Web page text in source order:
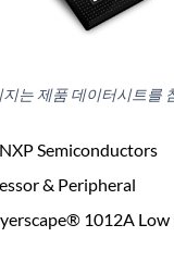
는 제품 데이터시트를
NXP Semiconductors
& Peripheral
1012A